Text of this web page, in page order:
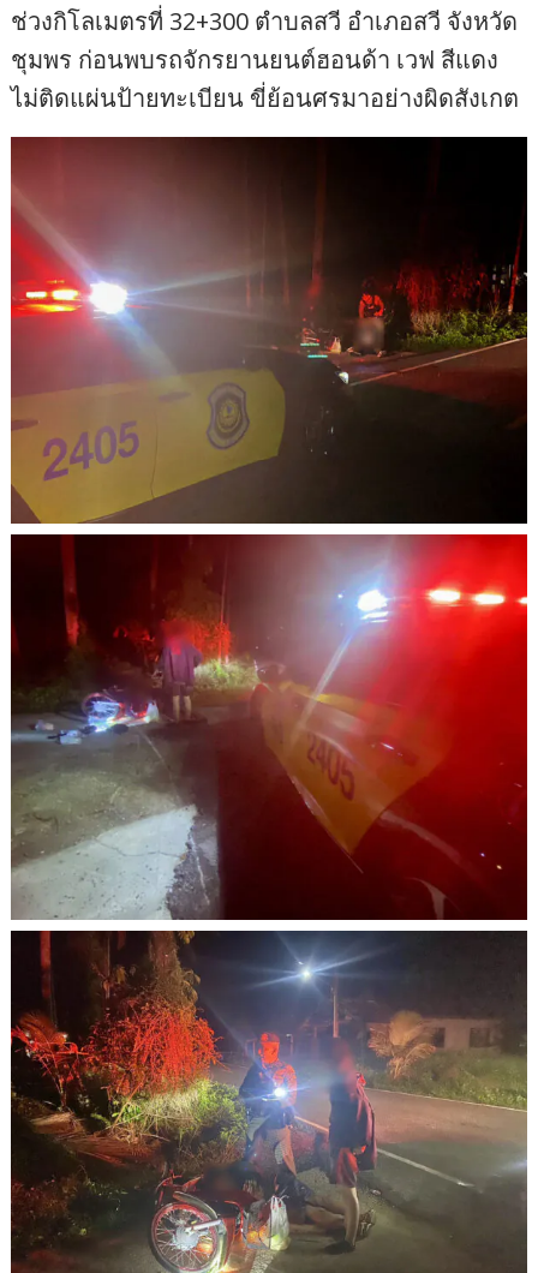
ช่วงกิโลเมตรที่ 32+300 ตำบลสวี อำเภอสวี จังหวัด
ชุมพร ก่อนพบรถจักรยานยนต์ฮอนด้า เวฟ สีแดง
ไม่ติดแผ่นป้ายทะเบียน ขี่ย้อนศรมาอย่างผิดสังเกต